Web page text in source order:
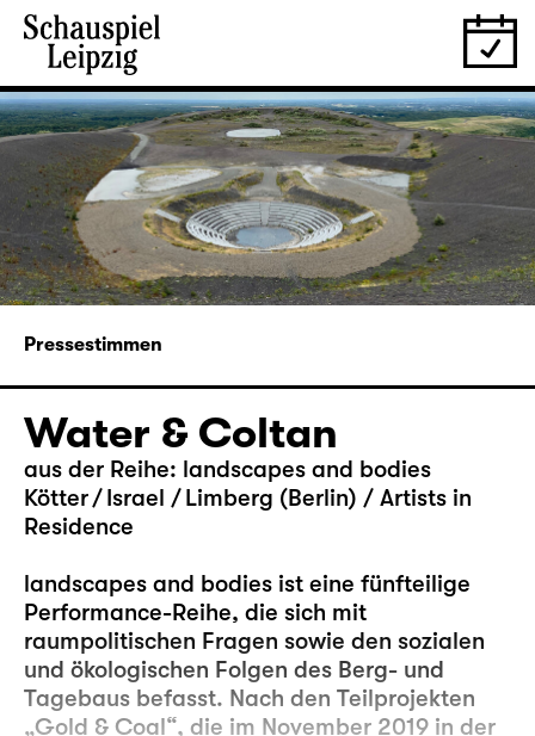
Pressestimmen
Water & Coltan
aus der Reihe: landscapes and bodies
Kötter / Israel / Limberg (Berlin) / Artists in
Residence
landscapes and bodies ist eine fünfteilige
Performance-Reihe, die sich mit
raumpolitischen Fragen sowie den sozialen
und ökologischen Folgen des Berg- und
Tagebaus befasst. Nach den Teilprojekten
„Gold & Coal“, die im November 2019 in der